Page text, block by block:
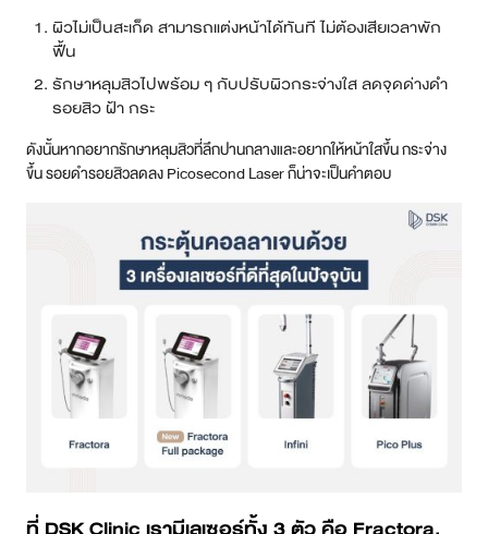
ผิวไม่เป็นสะเก็ด สามารถแต่งหน้าได้ทันที ไม่ต้องเสียเวลาพัก
ฟื้น
รักษาหลุมสิวไปพร้อม ๆ กับปรับผิวกระจ่างใส ลดจุดด่างดำ
รอยสิว ฝ้า กระ
ดังนั้นหากอยากรักษาหลุมสิวที่ลึกปานกลางและอยากให้หน้าใสขึ้น กระจ่าง
ขึ้น รอยดำรอยสิวลดลง Picosecond Laser ก็น่าจะเป็นคำตอบ